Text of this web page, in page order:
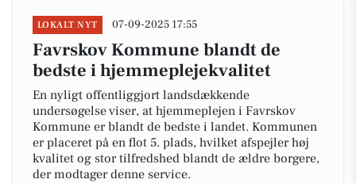
LOKALT NYT 07-09-2025 17:55
Favrskov Kommune blandt de
bedste i hjemmeplejekvalitet
En nyligt offentliggjort landsdækkende
undersøgelse viser, at hjemmeplejen i Favrskov
Kommune er blandt de bedste i landet. Kommunen
er placeret på en flot 5. plads, hvilket afspejler høj
kvalitet og stor tilfredshed blandt de ældre borgere,
der modtager denne service.